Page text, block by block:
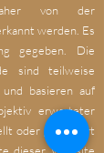
von der
werden. Es
gegeben. Die
sind teilweise
basieren auf
erwarteter
oder garantiert
dieser Website